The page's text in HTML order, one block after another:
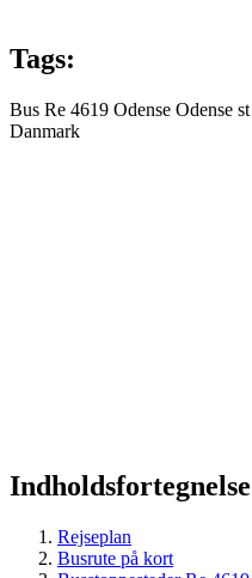
Tags:
Bus Re 4619 Odense Odense st
Danmark
Rejseplan
Busrute på kort